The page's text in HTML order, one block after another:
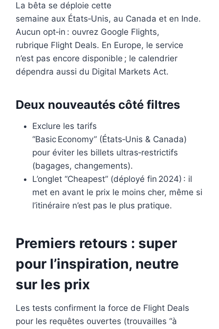
La bêta se déploie cette
semaine aux États‑Unis, au Canada et en Inde.
Aucun opt‑in : ouvrez Google Flights,
rubrique Flight Deals. En Europe, le service
n’est pas encore disponible ; le calendrier
dépendra aussi du Digital Markets Act.
Deux nouveautés côté filtres
Exclure les tarifs
“Basic Economy” (États‑Unis & Canada)
pour éviter les billets ultras‑restrictifs
(bagages, changements).
L’onglet “Cheapest” (déployé fin 2024) : il
met en avant le prix le moins cher, même si
l’itinéraire n’est pas le plus pratique.
Premiers retours : super
pour l’inspiration, neutre
sur les prix
Les tests confirment la force de Flight Deals
pour les requêtes ouvertes (trouvailles “à